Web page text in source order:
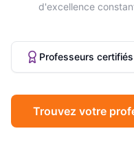
d'excellence
Professeurs
Trouvez votre